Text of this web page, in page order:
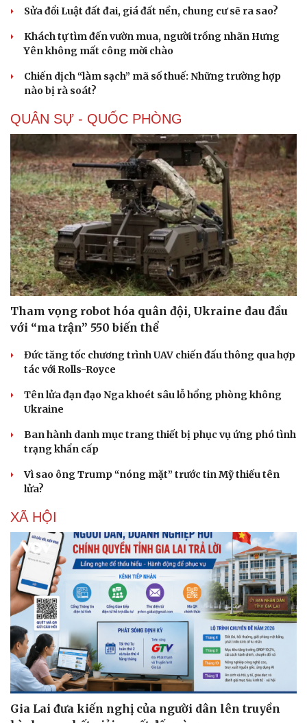
Dinh dưỡng - món ngon
Cây thuốc
Sản phụ khoa
Nhi khoa
Làm đẹp - giảm cân
Phòng mạch online
Ăn sạch sống khỏe
Nhà đẹp
Blog
Tình yêu - Gia đình
Sửa đổi Luật đất đai, giá đất nền, chung cư sẽ ra sao?
Khách tự tìm đến vườn mua, người trồng nhãn Hưng
Yên không mất công mời chào
Chiến dịch “làm sạch” mã số thuế: Những trường hợp
nào bị rà soát?
QUÂN SỰ - QUỐC PHÒNG
Tham vọng robot hóa quân đội, Ukraine đau đầu
với “ma trận” 550 biến thể
Đức tăng tốc chương trình UAV chiến đấu thông qua hợp
tác với Rolls-Royce
Tên lửa đạn đạo Nga khoét sâu lỗ hổng phòng không
Ukraine
Ban hành danh mục trang thiết bị phục vụ ứng phó tình
trạng khẩn cấp
Vì sao ông Trump “nóng mặt” trước tin Mỹ thiếu tên
lửa?
XÃ HỘI
Gia Lai đưa kiến nghị của người dân lên truyền